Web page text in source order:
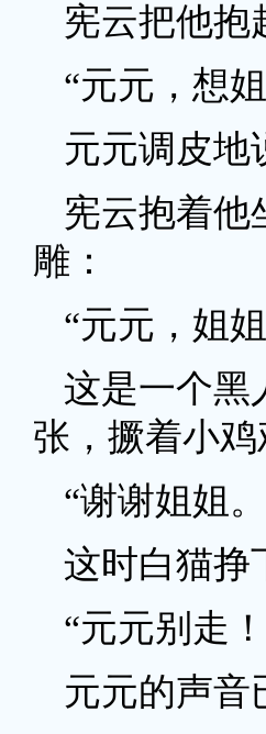
宪云把他抱
“元元，想
元元调皮地
宪云抱着他
雕：
“元元，姐
这是一个黑
张，撅着小
“谢谢姐姐
这时白猫挣
“元元别走
元元的声音